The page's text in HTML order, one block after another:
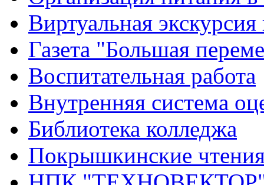
Виртуальная
Газета "Большая
Воспитательная работа
Внутренняя система
Библиотека колледжа
Покрышкинские